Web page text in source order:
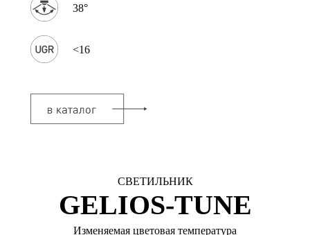
38°
<16
СВЕТИЛЬНИК
GELIOS-TUNE
Изменяемая цветовая температура